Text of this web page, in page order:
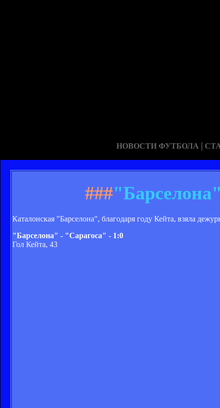
НОВОСТИ ФУТБОЛА |
###
Каталонская "Барселона", благодаря году Кейта, взяла
"Барселона" - "Сарагоса" - 1:0
Гол Кейта, 43